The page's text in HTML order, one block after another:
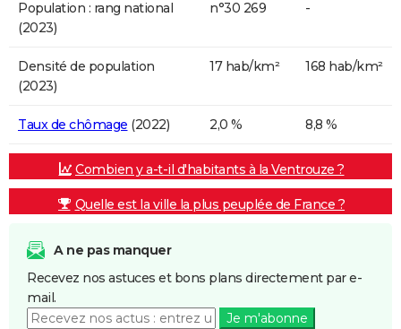
Population : rang national
(2023)
n°30 269 -
Densité de population
(2023)
17 hab/km² 168 hab/km²
Taux de chômage (2022) 2,0 % 8,8 %
Combien y a-t-il d'habitants à la Ventrouze ?
Quelle est la ville la plus peuplée de France ?
A ne pas manquer
Recevez nos astuces et bons plans directement par e-
mail.
Je m'abonne